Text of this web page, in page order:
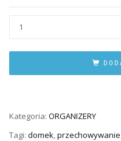
Kategoria: ORGANIZERY
Tagi: domek przechowywanie